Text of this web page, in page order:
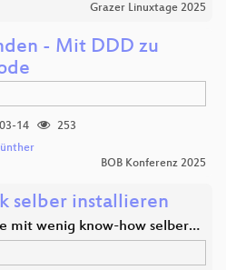
Grazer Linuxtage 2025
- Mit DDD zu
14
253
BOB Konferenz 2025
selber installieren
mit wenig know-how selber…